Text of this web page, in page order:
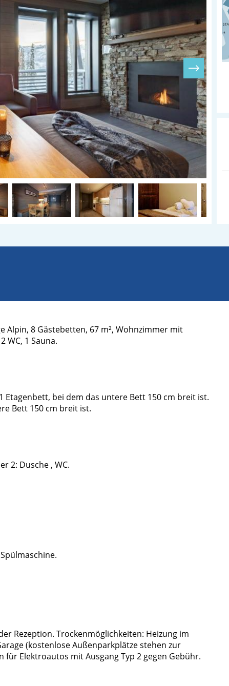
Alpin, 8 Gästebetten, 67 m², Wohnzimmer mit
WC, 1 Sauna.
Etagenbett, bei dem das untere Bett 150 cm breit ist.
Bett 150 cm breit ist.
2: Dusche , WC.
Rezeption. Trockenmöglichkeiten: Heizung im
(kostenlose Außenparkplätze stehen zur
für Elektroautos mit Ausgang Typ 2 gegen Gebühr.